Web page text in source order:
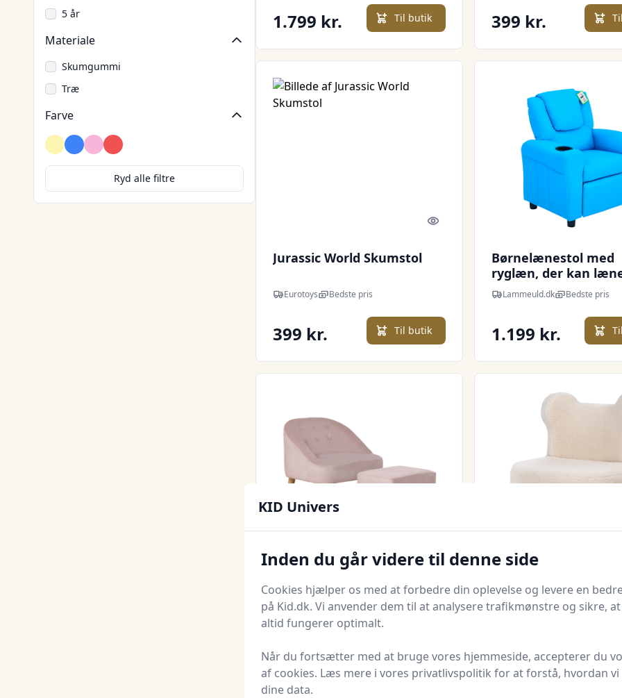
5 år
Materiale
Skumgummi
Træ
Farve
Beige
Blå Lyserød
Rød
Ryd alle filtre
1.799 kr. Til butik 399 kr.
Quick look
Jurassic World Skumstol
Eurotoys Bedste pris
399 kr. Til butik
Børnelænestol med
ryglæn, der kan
tilbage, 62 x 52 x 69
massiv træramme,
Lammeuld.dk Bedste pris
1.199 kr.
Quick look
Børnelænestol med
fodskammel til børn i
alderen 3 til 5 år. Sødt
design, fløjlslook. 51 cm x
51 cm x 50 cm. Lyserød.
Lammeuld.dk Bedste pris
1.199 kr.
Børnelænestol,
plyslænestol med
bjørneører,
skum, beige
Lammeuld.dk Bedste pris
799 kr.
KID Univers
Inden du går videre til denne side
Cookies hjælper os med at forbedre din oplevelse og levere en
på Kid.dk. Vi anvender dem til at analysere trafikmønstre og sikre,
altid fungerer optimalt.
Når du fortsætter med at bruge vores hjemmeside, accepterer du
af cookies. Læs mere i vores privatlivspolitik for at forstå, hvordan
dine data.